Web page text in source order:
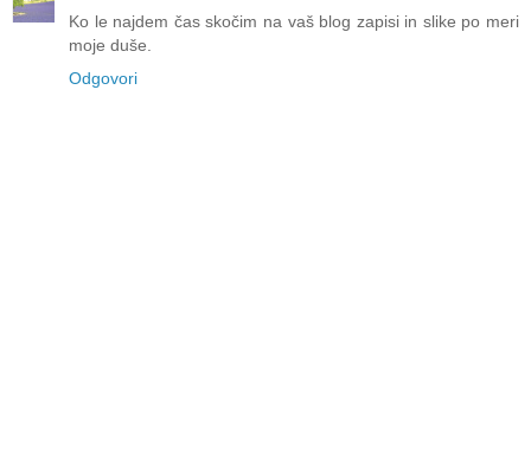
Ko le najdem čas skočim na vaš blog zapisi in slike po meri
moje duše.
Odgovori